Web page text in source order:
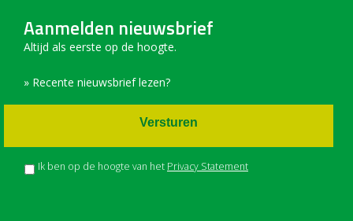
Aanmelden nieuwsbrief
Altijd als eerste op de hoogte.
» Recente nieuwsbrief lezen?
Ik ben op de hoogte van het Privacy Statement
Versturen